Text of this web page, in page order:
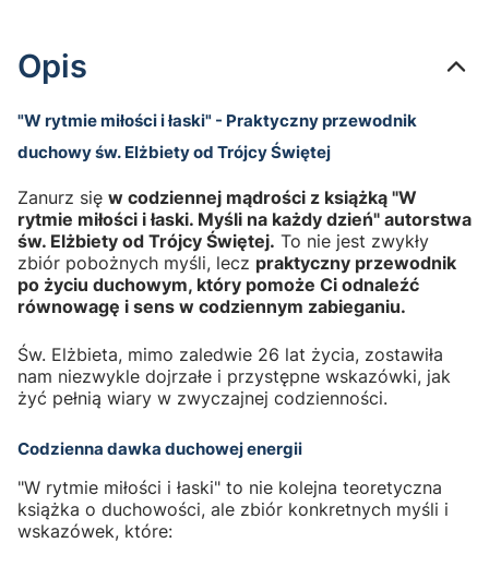
Opis
"W rytmie miłości i łaski" - Praktyczny przewodnik
duchowy św. Elżbiety od Trójcy Świętej
Zanurz się w codziennej mądrości z książką "W
rytmie miłości i łaski. Myśli na każdy dzień" autorstwa
św. Elżbiety od Trójcy Świętej. To nie jest zwykły
zbiór pobożnych myśli, lecz praktyczny przewodnik
po życiu duchowym, który pomoże Ci odnaleźć
równowagę i sens w codziennym zabieganiu.
Św. Elżbieta, mimo zaledwie 26 lat życia, zostawiła
nam niezwykle dojrzałe i przystępne wskazówki, jak
żyć pełnią wiary w zwyczajnej codzienności.
Codzienna dawka duchowej energii
"W rytmie miłości i łaski" to nie kolejna teoretyczna
książka o duchowości, ale zbiór konkretnych myśli i
wskazówek, które: